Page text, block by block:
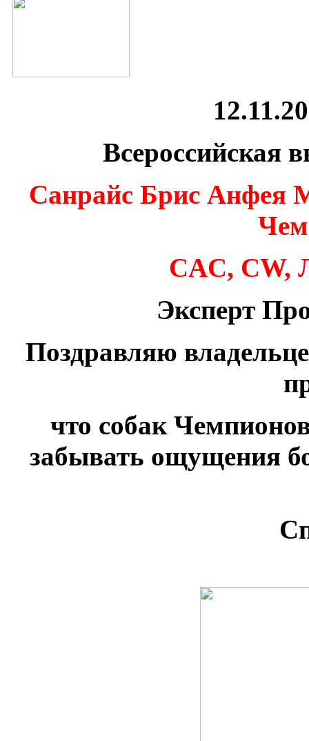
Всероссийская
Санрайс Брис Анфея
CAC,
Эксперт
Поздравляю
что собак
забывать ощущения